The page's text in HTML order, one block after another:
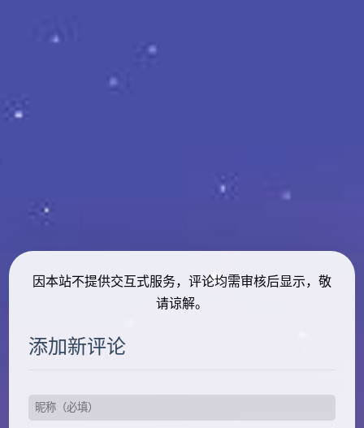
因本站不提供交互式服务，评论均需审核后显示，敬
请谅解。
添加新评论